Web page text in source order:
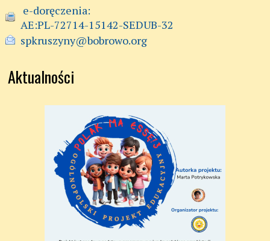
AE:PL-72714-15142-SEDUB-32
spkruszyny@bobrowo.org
Aktualności